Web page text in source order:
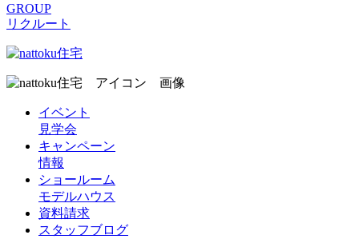
GROUP
リクルート
イベント
見学会
キャンペーン
情報
ショールーム
モデルハウス
資料請求
スタッフブログ